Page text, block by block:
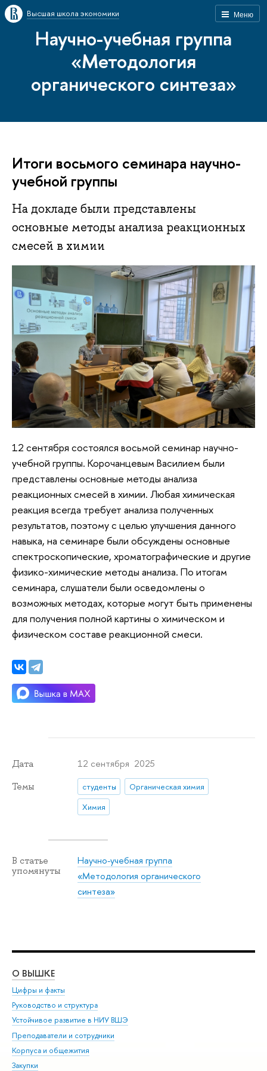
Меню
Высшая школа экономики
Научно-учебная группа
«Методология
органического синтеза»
Итоги восьмого семинара научно-
учебной группы
На докладе были представлены
основные методы анализа реакционных
смесей в химии
12 сентября состоялся восьмой семинар научно-
учебной группы. Корочанцевым Василием были
представлены основные методы анализа
реакционных смесей в химии. Любая химическая
реакция всегда требует анализа полученных
результатов, поэтому с целью улучшения данного
навыка, на семинаре были обсуждены основные
спектроскопические, хроматографические и другие
физико-химические методы анализа. По итогам
семинара, слушатели были осведомлены о
возможных методах, которые могут быть применены
для получения полной картины о химическом и
физическом составе реакционной смеси.
Дата 12 сентября 2025
Темы студенты
Органическая химия
Химия
В статье
упомянуты
Научно-учебная группа
«Методология органического
синтеза»
О ВЫШКЕ
Цифры и факты
Руководство и структура
Устойчивое развитие в НИУ ВШЭ
Преподаватели и сотрудники
Корпуса и общежития
Закупки